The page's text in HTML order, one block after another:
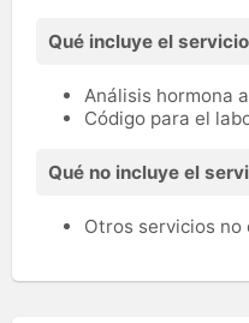
Qué incluye el
Análisis hormona
Código para el
Qué no incluye el
Otros servicios no